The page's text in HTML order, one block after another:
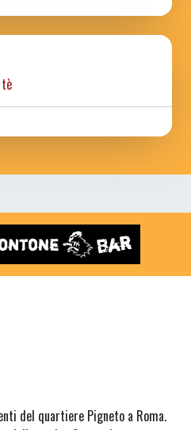
del quartiere Pigneto a Roma.